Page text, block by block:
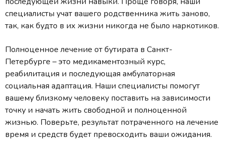
специалисты учат вашего родственника жить заново,
так, как будто в их жизни никогда не было наркотиков.
Полноценное лечение от бутирата в Санкт-
Петербурге – это медикаментозный курс,
реабилитация и последующая амбулаторная
социальная адаптация. Наши специалисты помогут
вашему близкому человеку поставить на зависимости
точку и начать жить свободной и полноценной
жизнью. Поверьте, результат потраченного на лечение
время и средств будет превосходить ваши ожидания.